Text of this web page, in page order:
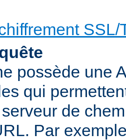
SSL/
possède une
qui
de
Par